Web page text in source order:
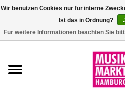
Aktion
Wir benutzen Cookies nur für interne
Ist das in Ordnung?
Für weitere Informationen beachten Sie